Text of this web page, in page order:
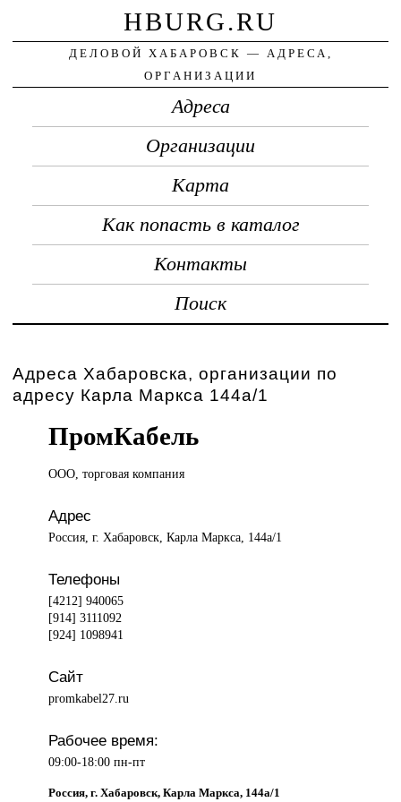
HBURG.RU
ДЕЛОВОЙ ХАБАРОВСК — АДРЕСА,
ОРГАНИЗАЦИИ
Адреса
Организации
Карта
Как попасть в каталог
Контакты
Поиск
Адреса Хабаровска, организации по
адресу Карла Маркса 144а/1
ПромКабель
ООО, торговаякомпания
Адрес
Россия, г. Хабаровск, Карла Маркса, 144а/1
Телефоны
[4212] 940065
[914] 3111092
[924] 1098941
Сайт
promkabel27.ru
Рабочее время:
09:00-18:00 пн-пт
Россия, г. Хабаровск, Карла Маркса, 144а/1